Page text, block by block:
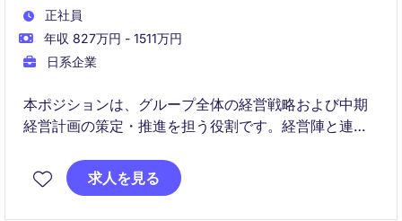
正社員
年収 827万円 - 1511万円
日系企業
本ポジションは、グループ全体の経営戦略および中期
経営計画の策定・推進を担う役割です。経営陣と連携
でをリードしていただきます。
求人を見る